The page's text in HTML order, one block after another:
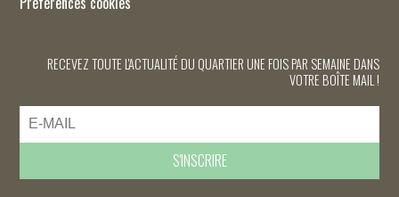
RECEVEZ TOUTE L'ACTUALITÉ DU QUARTIER UNE FOIS PAR SEMAINE DANS
VOTRE BOÎTE MAIL !